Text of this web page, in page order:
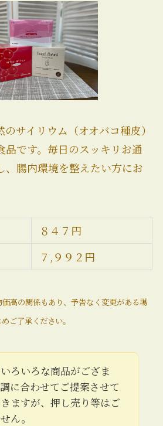
サイリウム（オオバコ種皮）
品です。毎日のスッキリお通
、腸内環境を整えたい方にお
８４７円
７,９９２円
高の関係もあり、予告なく変更がある場
ご了承ください。
ろいろな商品がござま
に合わせてご提案させて
ますが、押し売り等はご
ん。